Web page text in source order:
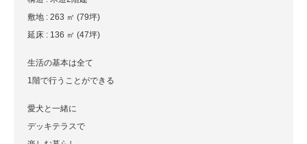
敷地 : 263 ㎡ (79坪)
延床 : 136 ㎡ (47坪)
生活の基本は全て
1階で行うことができる
愛犬と一緒に
デッキテラスで